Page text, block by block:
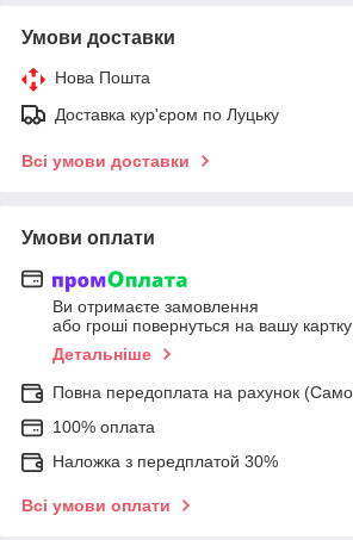
Умови доставки
Нова Пошта
Доставка кур'єром по Луцьку
Всі умови доставки
Умови оплати
Ви отримаєте замовлення
або гроші повернуться на вашу картку
Детальніше
Повна передоплата на рахунок
100% оплата
Наложка з передплатой 30%
Всі умови оплати